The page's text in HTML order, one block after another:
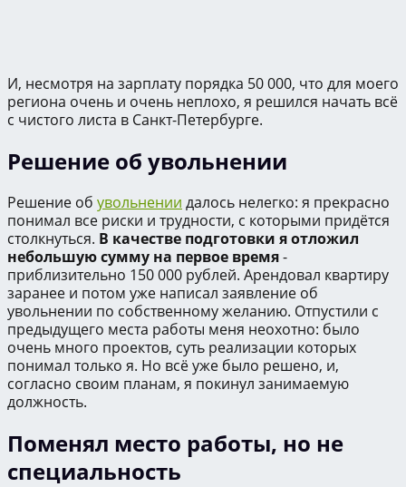
И, несмотря на зарплату порядка 50 000, что для моего
региона очень и очень неплохо, я решился начать всё
с чистого листа в Санкт-Петербурге.
Решение об увольнении
Решение об увольнении далось нелегко: я прекрасно
понимал все риски и трудности, с которыми придётся
столкнуться. В качестве подготовки я отложил
небольшую сумму на первое время-
приблизительно 150 000 рублей. Арендовал квартиру
заранее и потом уже написал заявление об
увольнении по собственному желанию. Отпустили с
предыдущего места работы меня неохотно: было
очень много проектов, суть реализации которых
понимал только я. Но всё уже было решено, и,
согласно своим планам, я покинул занимаемую
должность.
Поменял место работы, но не
специальность